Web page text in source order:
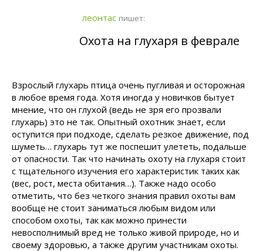
леонтас пишет:
Охота на глухаря в феврале
Взрослый глухарь птица очень пугливая и осторожная
в любое время года. Хотя иногда у новичков бытует
мнение, что он глухой (ведь не зря его прозвали
глухарь) это не так. Опытный охотник знает, если
оступится при подходе, сделать резкое движение, под
шуметь… глухарь тут же поспешит улететь, подальше
от опасности. Так что начинать охоту на глухаря стоит
с тщательного изучения его характеристик таких как
(вес, рост, места обитания…). Также надо особо
отметить, что без четкого знания правил охоты вам
вообще не стоит заниматься любым видом или
способом охоты, так как можно принести
невосполнимый вред не только живой природе, но и
своему здоровью, а также другим участникам охоты.